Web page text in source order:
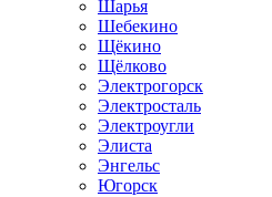
Шарья
Шебекино
Щёкино
Щёлково
Электрогорск
Электросталь
Электроугли
Элиста
Энгельс
Югорск